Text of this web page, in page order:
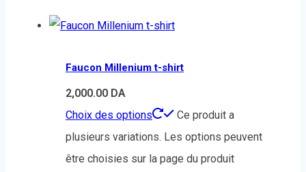
Faucon Millenium t-shirt
2,000.00 DA
Choix des options
Ce produit a
plusieurs variations. Les options peuvent
être choisies sur la page du produit